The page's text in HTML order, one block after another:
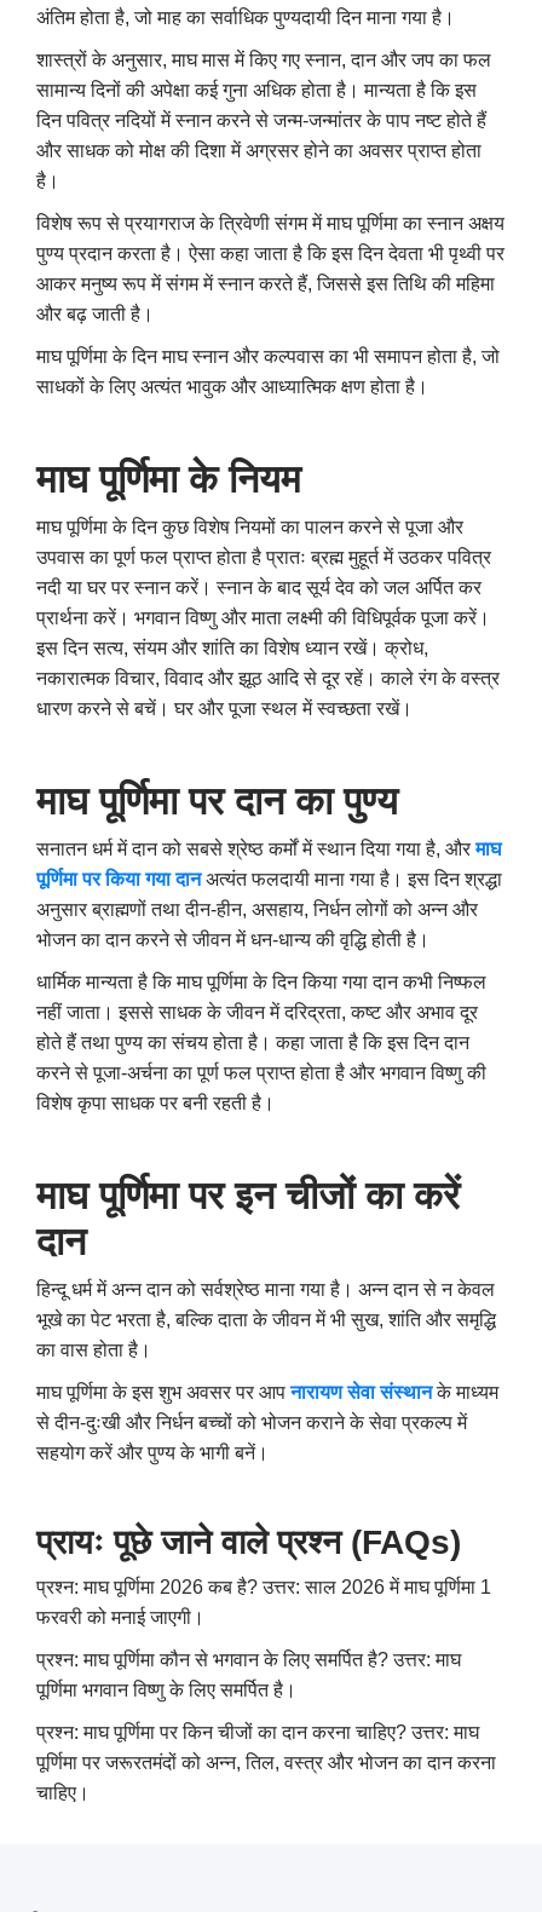
अंतिम होता है, जो माह का सर्वाधिक पुण्यदायी दिन माना गया है।
शास्त्रों के अनुसार, माघ मास में किए गए स्नान, दान और जप का फल
सामान्य दिनों की अपेक्षा कई गुना अधिक होता है। मान्यता है कि इस
दिन पवित्र नदियों में स्नान करने से जन्म-जन्मांतर के पाप नष्ट होते हैं
और साधक को मोक्ष की दिशा में अग्रसर होने का अवसर प्राप्त होता
है।
विशेष रूप से प्रयागराज के त्रिवेणी संगम में माघ पूर्णिमा का स्नान अक्षय
पुण्य प्रदान करता है। ऐसा कहा जाता है कि इस दिन देवता भी पृथ्वी पर
आकर मनुष्य रूप में संगम में स्नान करते हैं, जिससे इस तिथि की महिमा
और बढ़ जाती है।
माघ पूर्णिमा के दिन माघ स्नान और कल्पवास का भी समापन होता है, जो
साधकों के लिए अत्यंत भावुक और आध्यात्मिक क्षण होता है।
माघ पूर्णिमा के नियम
माघ पूर्णिमा के दिन कुछ विशेष नियमों का पालन करने से पूजा और
उपवास का पूर्ण फल प्राप्त होता हैप्रातः ब्रह्म मुहूर्त में उठकर पवित्र
नदी या घर पर स्नान करें। स्नान के बाद सूर्य देव को जल अर्पित कर
प्रार्थना करें। भगवान विष्णु और माता लक्ष्मी की विधिपूर्वक पूजा करें।
इस दिन सत्य, संयम और शांति का विशेष ध्यान रखें। क्रोध,
नकारात्मक विचार, विवाद और झूठ आदि से दूर रहें। काले रंग के वस्त्र
धारण करने से बचें। घर और पूजा स्थल में स्वच्छता रखें।
माघ पूर्णिमा पर दान का पुण्य
सनातन धर्म में दान को सबसे श्रेष्ठ कर्मों में स्थान दिया गया है, औरमाघ
पूर्णिमा पर किया गया दान अत्यंत फलदायी माना गया है। इस दिन श्रद्धा
अनुसार ब्राह्मणों तथा दीन-हीन, असहाय, निर्धन लोगों को अन्न और
भोजन का दान करने से जीवन में धन-धान्य की वृद्धि होती है।
धार्मिक मान्यता है कि माघ पूर्णिमा के दिन किया गया दान कभी निष्फल
नहीं जाता। इससे साधक के जीवन में दरिद्रता, कष्ट और अभाव दूर
होते हैं तथा पुण्य का संचय होता है। कहा जाता है कि इस दिन दान
करने से पूजा-अर्चना का पूर्ण फल प्राप्त होता है और भगवान विष्णु की
विशेष कृपा साधक पर बनी रहती है।
माघ पूर्णिमा पर इन चीजों का करें
दान
हिन्दू धर्म में अन्न दान को सर्वश्रेष्ठ माना गया है। अन्न दान से न केवल
भूखे का पेट भरता है, बल्कि दाता के जीवन में भी सुख, शांति और समृद्धि
का वास होता है।
माघ पूर्णिमा के इस शुभ अवसर पर आपनारायण सेवा संस्थानके माध्यम
से दीन-दुःखी और निर्धन बच्चों को भोजन कराने के सेवा प्रकल्प में
सहयोग करें और पुण्य के भागी बनें।
प्रायः पूछे जाने वाले प्रश्न (FAQs)
प्रश्न: माघ पूर्णिमा 2026 कब है?उत्तर: साल 2026 में माघ पूर्णिमा 1
फरवरी को मनाई जाएगी।
प्रश्न: माघ पूर्णिमा कौन से भगवान के लिए समर्पित है?उत्तर: माघ
पूर्णिमा भगवान विष्णु के लिए समर्पित है।
प्रश्न: माघ पूर्णिमा पर किन चीजों का दान करना चाहिए?उत्तर: माघ
पूर्णिमा पर जरूरतमंदों को अन्न, तिल, वस्त्र और भोजन का दान करना
चाहिए।